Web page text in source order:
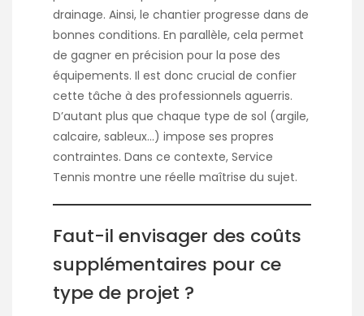
drainage. Ainsi, le chantier progresse dans de
bonnes conditions. En parallèle, cela permet
de gagner en précision pour la pose des
équipements. Il est donc crucial de confier
cette tâche à des professionnels aguerris.
D’autant plus que chaque type de sol (argile,
calcaire, sableux…) impose ses propres
contraintes. Dans ce contexte, Service
Tennis montre une réelle maîtrise du sujet.
Faut-il envisager des coûts
supplémentaires pour ce
type de projet ?